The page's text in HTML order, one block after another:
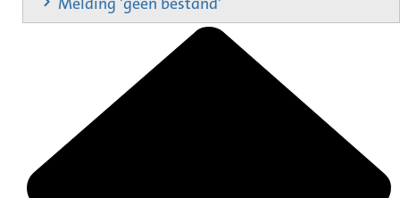
Ontdek de stad
De studiezaal
Bronnen en collecties